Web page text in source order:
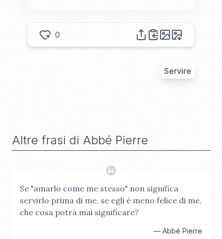
0
Servire
Altre frasi di Abbé Pierre
Se "amarlo come me stesso" non significa
servirlo prima di me, se egli è meno felice di me,
che cosa potrà mai significare?
— Abbé Pierre